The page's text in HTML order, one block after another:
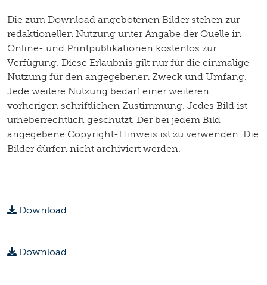
Die zum Download angebotenen Bilder stehen zur
redaktionellen Nutzung unter Angabe der Quelle in
Online- und Printpublikationen kostenlos zur
Verfügung. Diese Erlaubnis gilt nur für die einmalige
Nutzung für den angegebenen Zweck und Umfang.
Jede weitere Nutzung bedarf einer weiteren
vorherigen schriftlichen Zustimmung. Jedes Bild ist
urheberrechtlich geschützt. Der bei jedem Bild
angegebene Copyright-Hinweis ist zu verwenden. Die
Bilder dürfen nicht archiviert werden.
Download
Download